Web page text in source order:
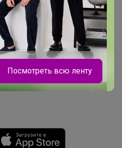
ok
для ваших изображений
чисел
CONTE напрямую с
Посмотреть всю ленту